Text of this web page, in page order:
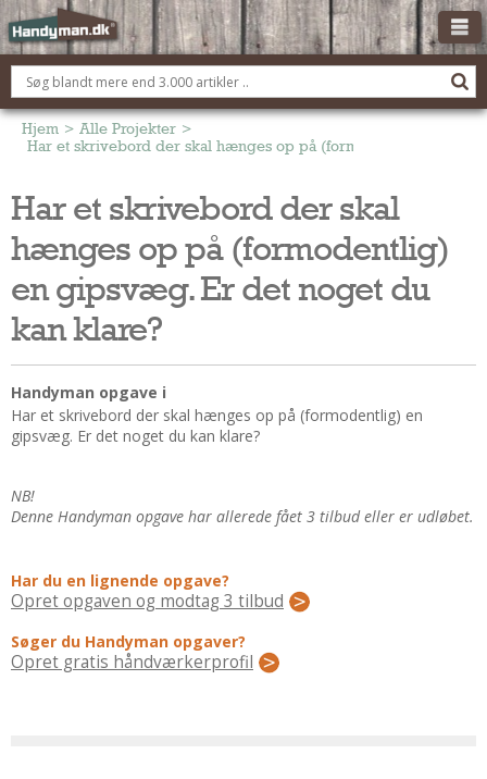
OM HANDYMAN.DK
FÅ 3 TILBUD
BOLIG KØBERÅDGIVNING
Montage Og Nybyg
Reparation Og Vedligehold
Alt Om Køkkenet
Om Materialer
Om Værktøj
Andet
Udskiftning Og Montage
Tips Og Tests
Montage Og Udskiftning
Hjem > Alle Projekter >
Har et skrivebord der skal hænges op på (formodentlig) en
Har et skrivebord der skal
hænges op på (formodentlig)
en gipsvæg. Er det noget du
kan klare?
Handyman opgave i
Har et skrivebord der skal hænges op på (formodentlig) en
gipsvæg. Er det noget du kan klare?
NB!
Denne Handyman opgave har allerede fået 3 tilbud eller er udløbet.
Har du en lignende opgave?
Opret opgaven og modtag 3 tilbud
Søger du Handyman opgaver?
Opret gratis håndværkerprofil